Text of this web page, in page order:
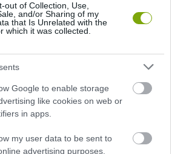
out of Collection, Use,
and/or Sharing of my
that Is Unrelated with the
which it was collected.
Google to enable storage
like cookies on web or
in apps.
my user data to be sent to
advertising purposes.
HŐKUPOLA MAGYARORSZÁG
FELETT: MI EZ A LÁTHATATLAN